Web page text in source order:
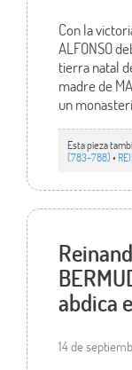
Con la
ALFONSO
tierra natal
madre de
un
Esta pieza
(783-788)•
abdica
14 de